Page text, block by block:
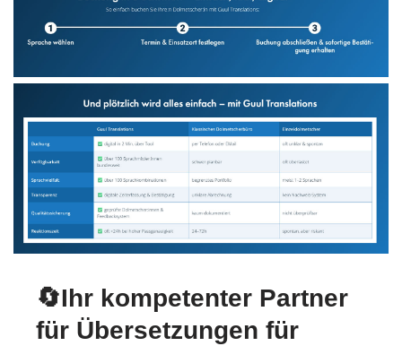
🔄Ihr kompetenter Partner
für Übersetzungen für